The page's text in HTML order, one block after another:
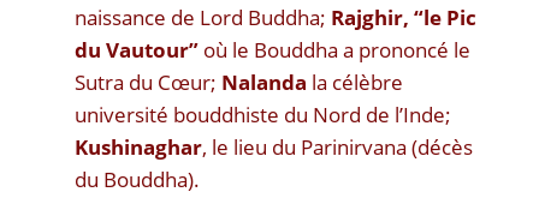
naissance de Lord Buddha; Rajghir, “le Pic
du Vautour” où le Bouddha a prononcé le
Sutra du Cœur; Nalanda la célèbre
université bouddhiste du Nord de l’Inde;
Kushinaghar, le lieu du Parinirvana (décès
du Bouddha).